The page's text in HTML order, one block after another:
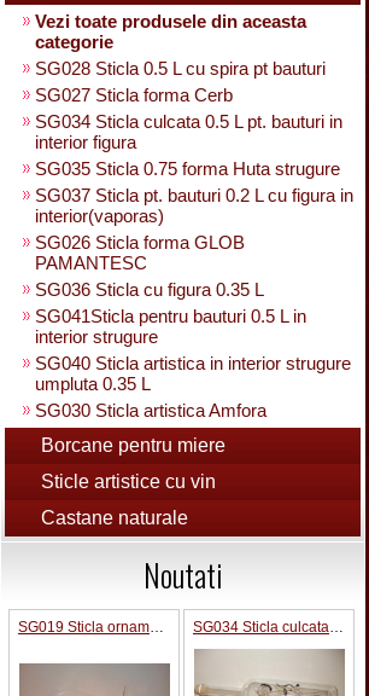
Vezi toate produsele din aceasta
categorie
SG028 Sticla 0.5 L cu spira pt bauturi
SG027 Sticla forma Cerb
SG034 Sticla culcata 0.5 L pt. bauturi in
interior figura
SG035 Sticla 0.75 forma Huta strugure
SG037 Sticla pt. bauturi 0.2 L cu figura in
interior(vaporas)
SG026 Sticla forma GLOB
PAMANTESC
SG036 Sticla cu figura 0.35 L
SG041Sticla pentru bauturi 0.5 L in
interior strugure
SG040 Sticla artistica in interior strugure
umpluta 0.35 L
SG030 Sticla artistica Amfora
SG039 Sticla artistica in interior para
0.35L
SG025 Sticla carte vizita 0.35 L
SG032 Sticla pentru bauturi0.35 L
rasucita
SG038 Sticla pentru bauturi cu 2 pahare
SG031 Sticla forma para 0.5 L cu talpa
SG033 Sticla strugure cu talpa 0.5 L
SG043 Sticla strugure pe talpa cu robinet
Borcane pentru miere
Sticle artistice cu vin
Castane naturale
Noutati
SG019 Sticla ornamentala Avion SG034 Sticla culcata 0.5 L pt. bauturi in interior figura